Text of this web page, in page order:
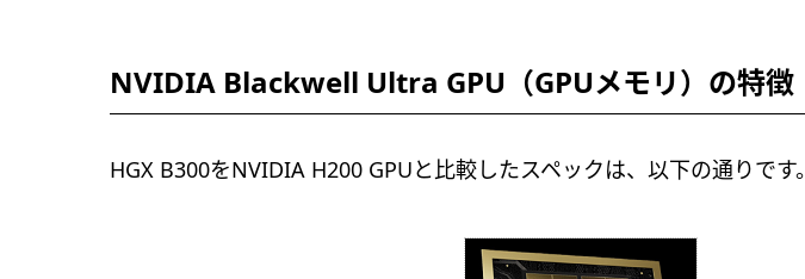
NVIDIA Blackwell Ultra GPU（GPUメモリ）の特徴
HGX B300をNVIDIA H200 GPUと比較したスペックは、以下の通りです。